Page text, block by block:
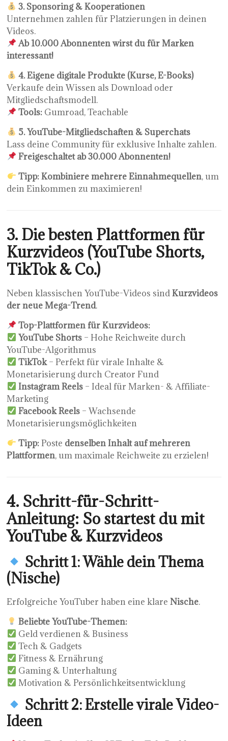
3. Sponsoring & Kooperationen
Unternehmen zahlen für Platzierungen in deinen
Videos.
Ab 10.000 Abonnenten wirst du für Marken
interessant!
4. Eigene digitale Produkte (Kurse, E-Books)
Verkaufe dein Wissen als Download oder
Mitgliedschaftsmodell.
Tools:Gumroad, Teachable
5. YouTube-Mitgliedschaften & Superchats
Lass deine Community für exklusive Inhalte zahlen.
Freigeschaltet ab 30.000 Abonnenten!
Tipp:Kombiniere mehrere Einnahmequellen, um
dein Einkommen zu maximieren!
3. Die besten Plattformen für
Kurzvideos (YouTube Shorts,
TikTok & Co.)
Neben klassischen YouTube-Videos sindKurzvideos
der neue Mega-Trend.
Top-Plattformen für Kurzvideos:
YouTube Shorts– Hohe Reichweite durch
YouTube-Algorithmus
TikTok– Perfekt für virale Inhalte &
Monetarisierung durch Creator Fund
Instagram Reels– Ideal für Marken- & Affiliate-
Marketing
Facebook Reels– Wachsende
Monetarisierungsmöglichkeiten
Tipp:Poste denselben Inhalt auf mehreren
Plattformen, um maximale Reichweite zu erzielen!
4. Schritt-für-Schritt-
Anleitung: So startest du mit
YouTube & Kurzvideos
Schritt 1: Wähle dein Thema
(Nische)
Erfolgreiche YouTuber haben eine klareNische.
Beliebte YouTube-Themen:
Geld verdienen & Business
Tech & Gadgets
Fitness & Ernährung
Gaming & Unterhaltung
Motivation & Persönlichkeitsentwicklung
Schritt 2: Erstelle virale Video-
Ideen